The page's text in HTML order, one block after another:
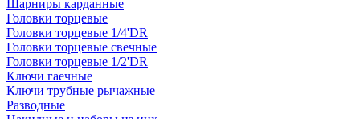
Шарниры карданные
Головки торцевые
Головки торцевые 1/4'DR
Головки торцевые свечные
Головки торцевые 1/2'DR
Ключи гаечные
Ключи трубные рычажные
Разводные